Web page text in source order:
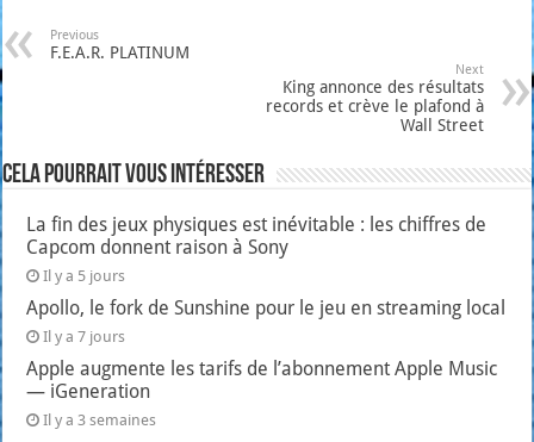
Previous
F.E.A.R. PLATINUM
Next
King annonce des résultats
records et crève le plafond à
Wall Street
Cela pourrait vous intéresser
La fin des jeux physiques est inévitable : les chiffres de
Capcom donnent raison à Sony
Il y a 5 jours
Apollo, le fork de Sunshine pour le jeu en streaming local
Il y a 7 jours
Apple augmente les tarifs de l’abonnement Apple Music
— iGeneration
Il y a 3 semaines